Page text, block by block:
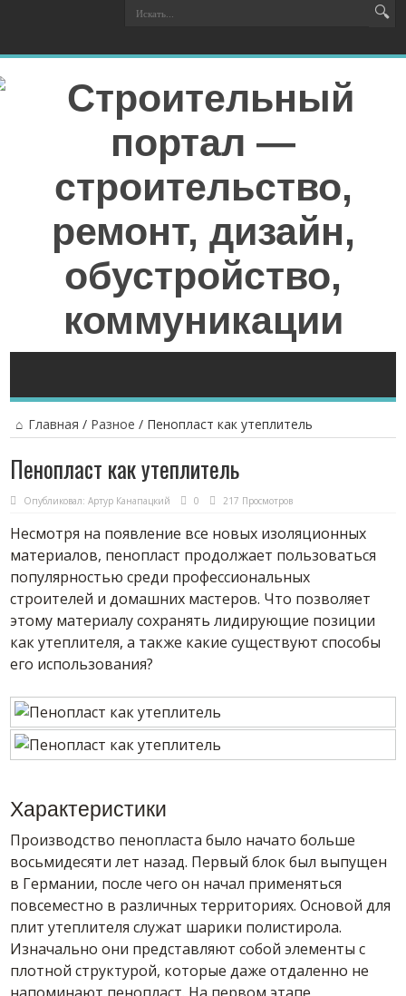
Главная / Разное / Пенопласт как утеплитель
Пенопласт как утеплитель
Опубликовал:Артур Канапацкий 0 217 Просмотров
Несмотря на появление все новых изоляционных
материалов, пенопласт продолжает пользоваться
популярностью среди профессиональных
строителей и домашних мастеров. Что позволяет
этому материалу сохранять лидирующие позиции
как утеплителя, а также какие существуют способы
его использования?
Характеристики
Производство пенопласта было начато больше
восьмидесяти лет назад. Первый блок был выпущен
в Германии, после чего он начал применяться
повсеместно в различных территориях. Основой для
плит утеплителя служат шарики полистирола.
Изначально они представляют собой элементы с
плотной структурой, которые даже отдаленно не